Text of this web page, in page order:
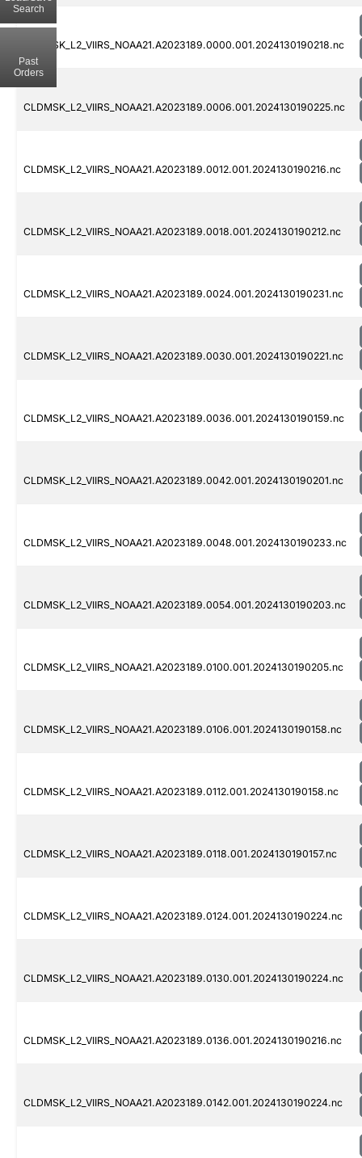
CLDMSK_L2_VIIRS_NOAA21.A2023189.0000.001.2024130190218.nc
CLDMSK_L2_VIIRS_NOAA21.A2023189.0006.001.2024130190225.nc
CLDMSK_L2_VIIRS_NOAA21.A2023189.0012.001.2024130190216.nc
CLDMSK_L2_VIIRS_NOAA21.A2023189.0018.001.2024130190212.nc
CLDMSK_L2_VIIRS_NOAA21.A2023189.0024.001.2024130190231.nc
CLDMSK_L2_VIIRS_NOAA21.A2023189.0030.001.2024130190221.nc
CLDMSK_L2_VIIRS_NOAA21.A2023189.0036.001.2024130190159.nc
CLDMSK_L2_VIIRS_NOAA21.A2023189.0042.001.2024130190201.nc
CLDMSK_L2_VIIRS_NOAA21.A2023189.0048.001.2024130190233.nc
CLDMSK_L2_VIIRS_NOAA21.A2023189.0054.001.2024130190203.nc
CLDMSK_L2_VIIRS_NOAA21.A2023189.0100.001.2024130190205.nc
CLDMSK_L2_VIIRS_NOAA21.A2023189.0106.001.2024130190158.nc
CLDMSK_L2_VIIRS_NOAA21.A2023189.0112.001.2024130190158.nc
CLDMSK_L2_VIIRS_NOAA21.A2023189.0118.001.2024130190157.nc
CLDMSK_L2_VIIRS_NOAA21.A2023189.0124.001.2024130190224.nc
CLDMSK_L2_VIIRS_NOAA21.A2023189.0130.001.2024130190224.nc
CLDMSK_L2_VIIRS_NOAA21.A2023189.0136.001.2024130190216.nc
CLDMSK_L2_VIIRS_NOAA21.A2023189.0142.001.2024130190224.nc
Search
Past
Orders